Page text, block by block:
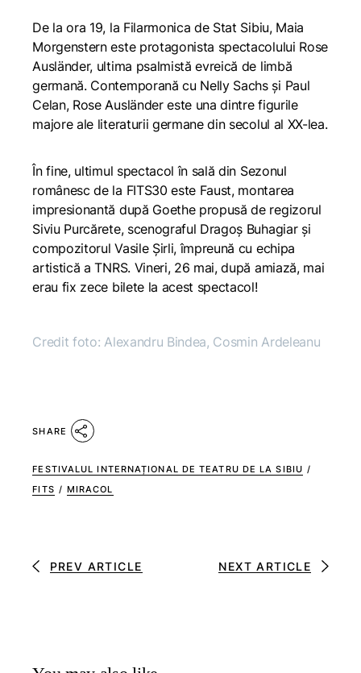
De la ora 19, la Filarmonica de Stat Sibiu, Maia
Morgenstern este protagonista spectacolului Rose
Ausländer, ultima psalmistă evreică de limbă
germană. Contemporană cu Nelly Sachs și Paul
Celan, Rose Ausländer este una dintre figurile
majore ale literaturii germane din secolul al XX-lea.
În fine, ultimul spectacol în sală din Sezonul
românesc de la FITS30 este Faust, montarea
impresionantă după Goethe propusă de regizorul
Siviu Purcărete, scenograful Dragoș Buhagiar și
compozitorul Vasile Șirli, împreună cu echipa
artistică a TNRS. Vineri, 26 mai, după amiază, mai
erau fix zece bilete la acest spectacol!
Credit foto: Alexandru Bindea, Cosmin Ardeleanu
SHARE
FESTIVALUL INTERNAȚIONAL DE TEATRU DE LA SIBIU /
FITS / MIRACOL
PREV ARTICLE NEXT ARTICLE